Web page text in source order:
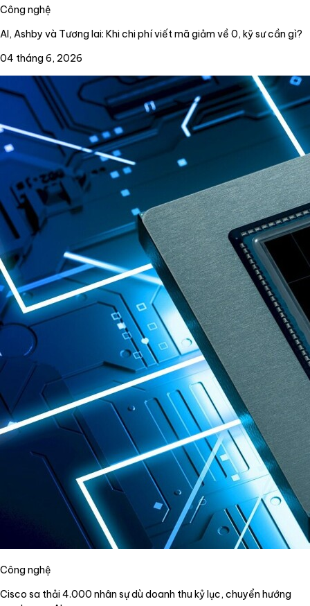
Công nghệ
AI, Ashby và Tương lai: Khi chi phí viết mã giảm về 0, kỹ sư cần gì?
04 tháng 6, 2026
Công nghệ
Cisco sa thải 4.000 nhân sự dù doanh thu kỷ lục, chuyển hướng